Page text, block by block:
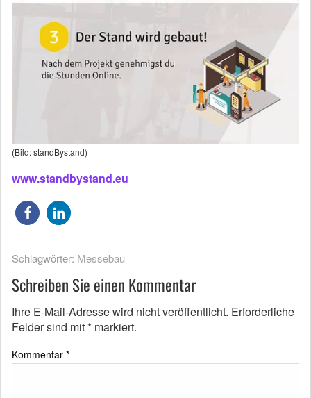
(Bild: standBystand)
www.standbystand.eu
Schlagwörter: Messebau
Schreiben Sie einen Kommentar
Ihre E-Mail-Adresse wird nicht veröffentlicht. Erforderliche
Felder sind mit* markiert.
Kommentar *